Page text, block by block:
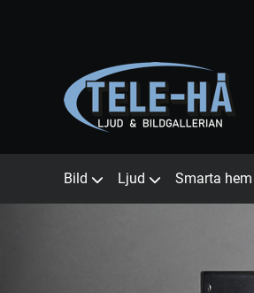
Bild Ljud Smarta hem